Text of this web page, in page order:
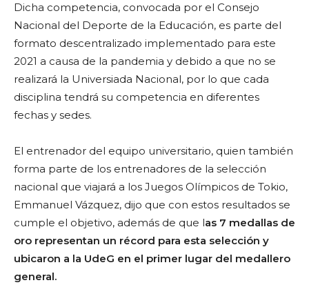
Dicha competencia, convocada por el Consejo
Nacional del Deporte de la Educación, es parte del
formato descentralizado implementado para este
2021 a causa de la pandemia y debido a que no se
realizará la Universiada Nacional, por lo que cada
disciplina tendrá su competencia en diferentes
fechas y sedes.
El entrenador del equipo universitario, quien también
forma parte de los entrenadores de la selección
nacional que viajará a los Juegos Olímpicos de Tokio,
Emmanuel Vázquez, dijo que con estos resultados se
cumple el objetivo, además de que las 7 medallas de
oro representan un récord para esta selección y
ubicaron a la UdeG en el primer lugar del medallero
general.